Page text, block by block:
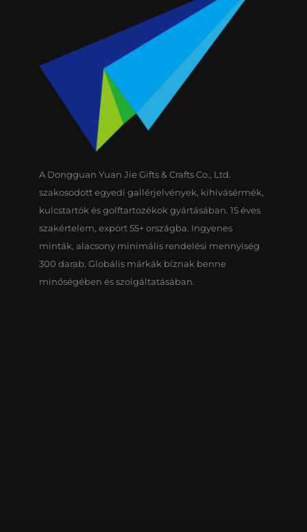
A Dongguan Yuan Jie Gifts & Crafts Co., Ltd.
szakosodott egyedi gallérjelvények, kihívásérmék,
kulcstartók és golftartozékok gyártásában. 15 éves
szakértelem, export 55+ országba. Ingyenes
minták, alacsony minimális rendelési mennyiség
300 darab. Globális márkák bíznak benne
minőségében és szolgáltatásában.